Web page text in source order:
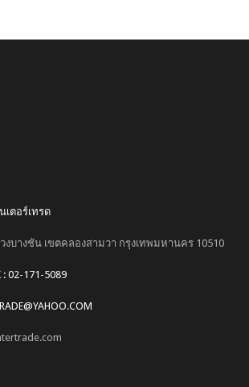
ตอร์เทรด
บางชัน เขตคลองสามวา กรุงเทพมหานคร 10510
: 02-171-5089